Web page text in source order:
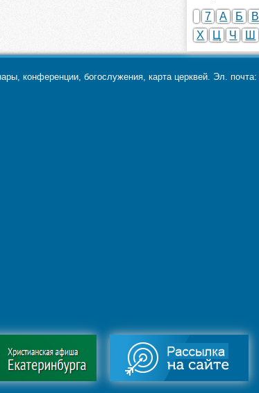
7
А Б В
Х
Ц Ч Ш
конференции, богослужения, карта церквей. Эл. почта: